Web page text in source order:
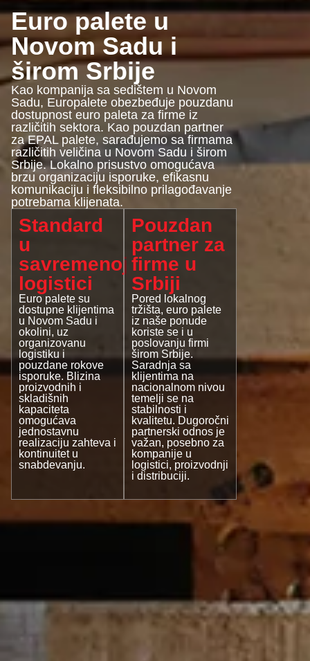
Euro palete u
Novom Sadu i
širom Srbije
Kao kompanija sa sedištem u Novom
Sadu, Europalete obezbeđuje pouzdanu
dostupnost euro paleta za firme iz
različitih sektora. Kao pouzdan partner
za EPAL palete, sarađujemo sa firmama
različitih veličina u Novom Sadu i širom
Srbije. Lokalno prisustvo omogućava
brzu organizaciju isporuke, efikasnu
komunikaciju i fleksibilno prilagođavanje
potrebama klijenata.
Standard
u
savremenoj
logistici
Euro palete su
dostupne klijentima
u Novom Sadu i
okolini, uz
organizovanu
logistiku i
pouzdane rokove
isporuke. Blizina
proizvodnih i
skladišnih
kapaciteta
omogućava
jednostavnu
realizaciju zahteva i
kontinuitet u
snabdevanju.
Pouzdan
partner za
firme u
Srbiji
Pored lokalnog
tržišta, euro palete
iz naše ponude
koriste se i u
poslovanju firmi
širom Srbije.
Saradnja sa
klijentima na
nacionalnom nivou
temelji se na
stabilnosti i
kvalitetu. Dugoročni
partnerski odnos je
važan, posebno za
kompanije u
logistici, proizvodnji
i distribuciji.